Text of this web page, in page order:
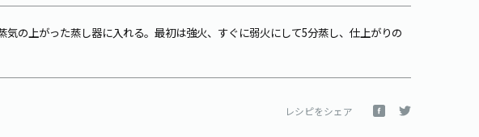
の上がった蒸し器に入れる。最初は強火、すぐに弱火にして5分蒸し、仕上がりの
レシピをシェア